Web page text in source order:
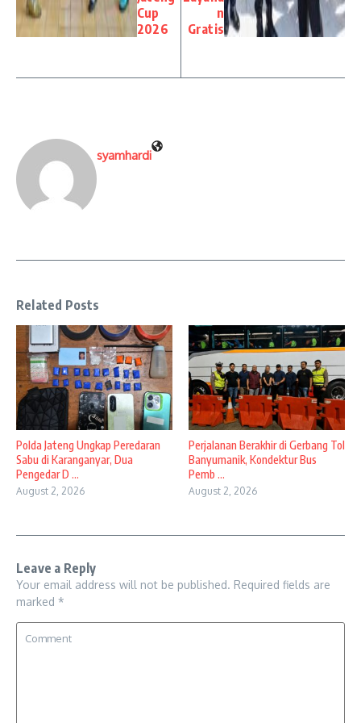
Cup
2026
n
Gratis
syamhardi
Related Posts
Polda Jateng Ungkap Peredaran
Sabu di Karanganyar, Dua
Pengedar D ...
August 2, 2026
Perjalanan Berakhir di Gerbang Tol
Banyumanik, Kondektur Bus
Pemb ...
August 2, 2026
Leave a Reply
Your email address will not be published. Required fields are
marked *